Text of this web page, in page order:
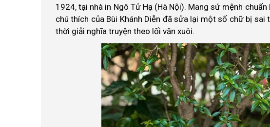
1924, tại nhà in Ngô Tử Hạ (Hà Nội). Mang sứ mệnh
chú thích của Bùi Khánh Diễn đã sửa lại một số chữ bị
thời giải nghĩa truyện theo lối văn xuôi.